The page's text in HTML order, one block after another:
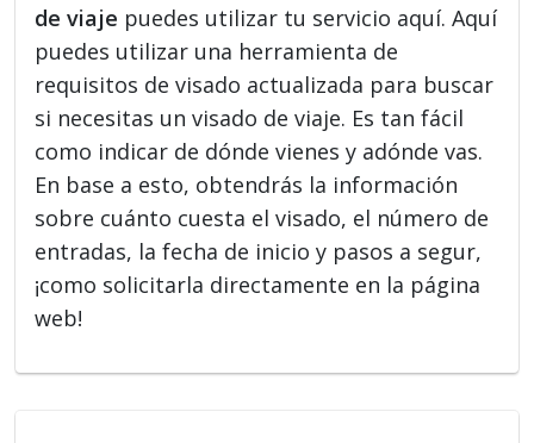
de viaje puedes utilizar tu servicio aquí. Aquí
puedes utilizar una herramienta de
requisitos de visado actualizada para buscar
si necesitas un visado de viaje. Es tan fácil
como indicar de dónde vienes y adónde vas.
En base a esto, obtendrás la información
sobre cuánto cuesta el visado, el número de
entradas, la fecha de inicio y pasos a segur,
¡como solicitarla directamente en la página
web!